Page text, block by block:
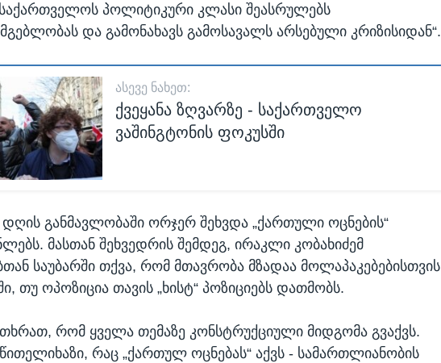
პოლიტიკური კლასი შეასრულებს
და გამონახავს გამოსავალს არსებული კრიზისიდან“.
ᲐᲡᲔᲕᲔ ᲜᲐᲮᲔᲗ:
ქვეყანა ზღვარზე - საქართველო
ვაშინგტონის ფოკუსში
განმავლობაში ორჯერ შეხვდა „ქართული ოცნების“
მასთან შეხვედრის შემდეგ, ირაკლი კობახიძემ
საუბარში თქვა, რომ მთავრობა მზადაა მოლაპაკებებისთვის
თუ ოპოზიცია თავის „ხისტ“ პოზიციებს დათმობს.
რომ ყველა თემაზე კონსტრუქციული მიდგომა გვაქვს.
რაც „ქართულ ოცნებას“ აქვს - სამართლიანობის